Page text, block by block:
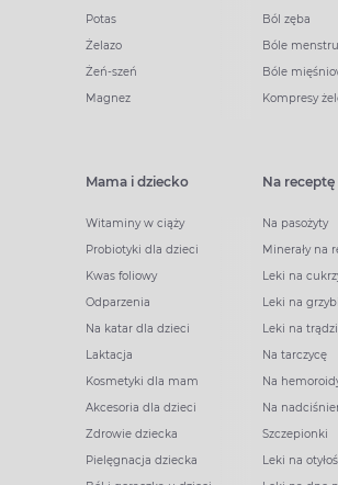
Potas
Żelazo
Żeń-szeń
Magnez
Ból zęba
Bóle
Bóle
Kompresy
Mama i dziecko
Witaminy w ciąży
Probiotyki dla dzieci
Kwas foliowy
Odparzenia
Na katar dla dzieci
Laktacja
Kosmetyki dla mam
Akcesoria dla dzieci
Zdrowie dziecka
Pielęgnacja dziecka
Na receptę
Na pasożyty
Minerały na
Leki na
Leki na
Leki na
Na tarczycę
Na
Na
Szczepionki
Leki na